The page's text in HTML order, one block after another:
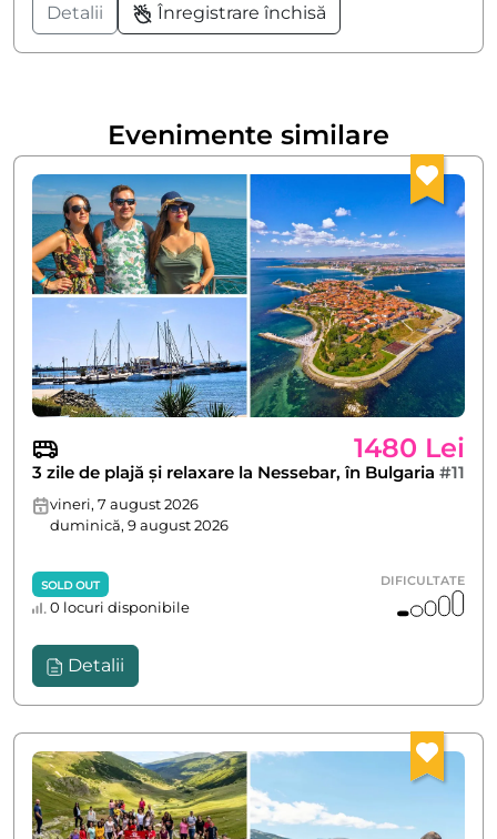
Detalii Înregistrare închisă
Evenimente similare
1480 Lei
3 zile de plajă și relaxare la Nessebar, în Bulgaria #11
vineri, 7 august 2026
duminică, 9 august 2026
SOLD OUT
0 locuri disponibile
DIFICULTATE
Detalii